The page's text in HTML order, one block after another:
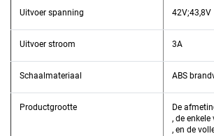
Uitvoer spanning 42V;43,8V
Uitvoer stroom 3A
Schaalmateriaal ABS
Productgrootte
De
, de
, en de